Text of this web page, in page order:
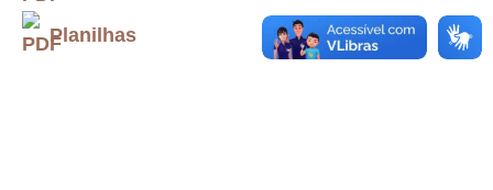
Planilhas